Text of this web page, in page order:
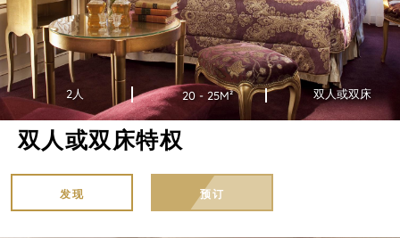
2人 20 - 25M² 双人或双床
双人或双床特权
发现 预订